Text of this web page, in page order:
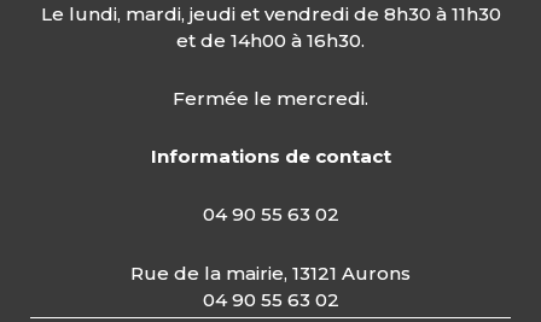
Le lundi, mardi, jeudi et vendredi de 8h30 à 11h30
et de 14h00 à 16h30.
Fermée le mercredi.
Informations de contact
04 90 55 63 02
Rue de la mairie, 13121 Aurons
04 90 55 63 02